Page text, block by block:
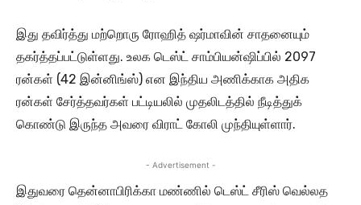
இது தவிர்த்து மற்றொரு ரோஹித் ஷர்மாவின் சாதனையும்
தகர்த்தப்பட்டுள்ளது. உலக டெஸ்ட் சாம்பியன்ஷிப்பில் 2097
ரன்கள் (42 இன்னிங்ஸ்) என இந்திய அணிக்காக அதிக
ரன்கள் சேர்த்தவர்கள் பட்டியலில் முதலிடத்தில் நீடித்துக்
கொண்டு இருந்த அவரை விராட் கோலி முந்தியுள்ளார்.
- Advertisement -
இதுவரை தென்னாபிரிக்கா மண்ணில் டெஸ்ட் சீரிஸ் வெல்லத